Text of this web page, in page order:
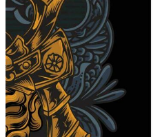
Eventos Editoriales